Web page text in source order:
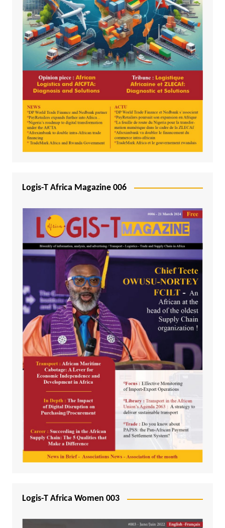
Logis-T Africa Magazine 006
Logis-T Africa Women 003